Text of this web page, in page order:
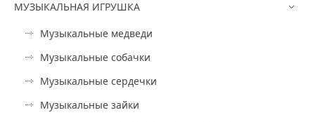
МУЗЫКАЛЬНАЯ ИГРУШКА
Музыкальные медведи
Музыкальные собачки
Музыкальные сердечки
Музыкальные зайки